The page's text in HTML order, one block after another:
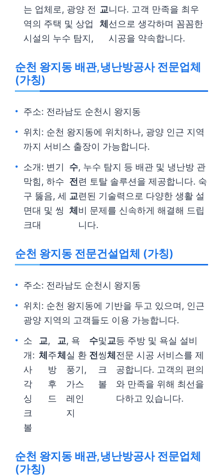
는 업체로, 광양 전
역의 주택 및 상업
시설의 누수 탐지,
교
체
니다. 고객 만족을 최우
선으로 생각하며 꼼꼼한
시공을 약속합니다.
순천 왕지동 배관,냉난방공사 전문업체
(가칭)
주소: 전라남도 순천시 왕지동
위치: 순천 왕지동에 위치하나, 광양 인근 지역
까지 서비스 출장이 가능합니다.
소개: 변기
막힘, 하수
구 뚫음, 세
면대 및 씽
크대
수
전
교
체
, 누수 탐지 등 배관 및 냉난방 관
련 토탈 솔루션을 제공합니다. 숙
련된 기술력으로 다양한 생활 설
비 문제를 신속하게 해결해 드립
니다.
순천 왕지동 전문건설업체 (가칭)
주소: 전라남도 순천시 왕지동
위치: 순천 왕지동에 기반을 두고 있으며, 인근
광양 지역의 고객들도 이용 가능합니다.
소
개:
사
각
싱
크
볼
교
체
,
주
방
후
드
교
체
, 욕
실 환
풍기,
가스
레인
지
수
전
및
씽
크
볼
교
체
등 주방 및 욕실 설비
전문 시공 서비스를 제
공합니다. 고객의 편의
와 만족을 위해 최선을
다하고 있습니다.
순천 왕지동 배관,냉난방공사 전문업체
(가칭)